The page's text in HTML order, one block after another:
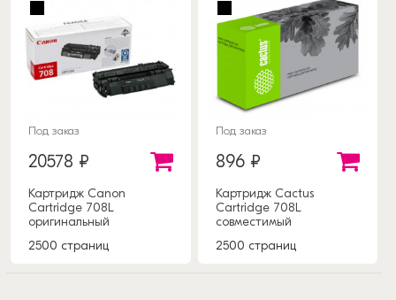
Под заказ
20578 ₽
Картридж Canon
Cartridge 708L
оригинальный
2500 страниц
Под заказ
896 ₽
Картридж Cactus
Cartridge 708L
совместимый
2500 страниц